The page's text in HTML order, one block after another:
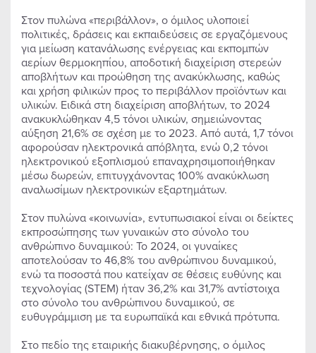
Στον πυλώνα «περιβάλλον», ο όμιλος υλοποιεί
πολιτικές, δράσεις και εκπαιδεύσεις σε εργαζόμενους
για μείωση κατανάλωσης ενέργειας και εκπομπών
αερίων θερμοκηπίου, αποδοτική διαχείριση στερεών
αποβλήτων και προώθηση της ανακύκλωσης, καθώς
και χρήση φιλικών προς το περιβάλλον προϊόντων και
υλικών. Ειδικά στη διαχείριση αποβλήτων, το 2024
ανακυκλώθηκαν 4,5 τόνοι υλικών, σημειώνοντας
αύξηση 21,6% σε σχέση με το 2023. Από αυτά, 1,7 τόνοι
αφορούσαν ηλεκτρονικά απόβλητα, ενώ 0,2 τόνοι
ηλεκτρονικού εξοπλισμού επαναχρησιμοποιήθηκαν
μέσω δωρεών, επιτυγχάνοντας 100% ανακύκλωση
αναλωσίμων ηλεκτρονικών εξαρτημάτων.
Στον πυλώνα «κοινωνία», εντυπωσιακοί είναι οι δείκτες
εκπροσώπησης των γυναικών στο σύνολο του
ανθρώπινο δυναμικού: Το 2024, οι γυναίκες
αποτελούσαν το 46,8% του ανθρώπινου δυναμικού,
ενώ τα ποσοστά που κατείχαν σε θέσεις ευθύνης και
τεχνολογίας (STEM) ήταν 36,2% και 31,7% αντίστοιχα
στο σύνολο του ανθρώπινου δυναμικού, σε
ευθυγράμμιση με τα ευρωπαϊκά και εθνικά πρότυπα.
Στο πεδίο της εταιρικής διακυβέρνησης, ο όμιλος